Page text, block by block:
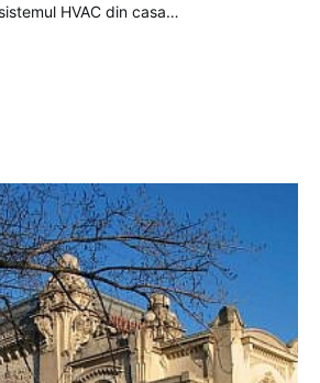
HVAC din casa…